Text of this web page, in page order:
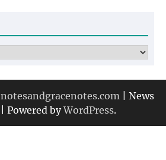
notesandgracenotes.com | News
| Powered byWordPress.